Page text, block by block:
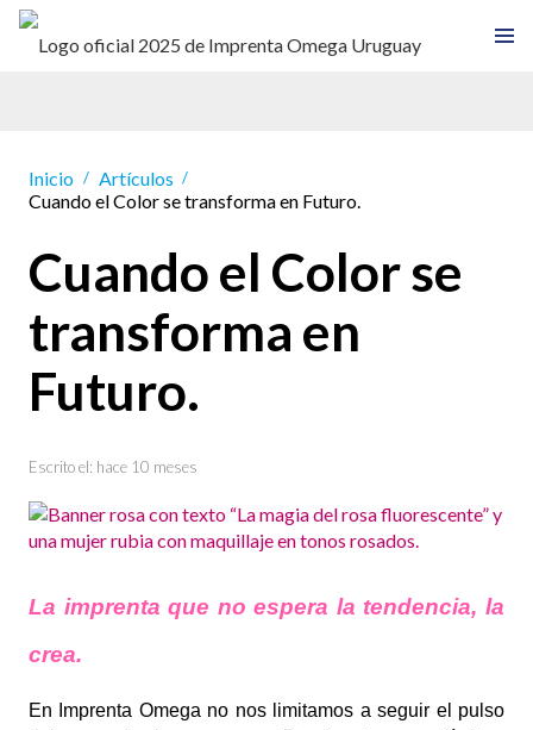
Inicio / Artículos /
Cuando el Color se transforma en Futuro.
Cuando el Color se
transforma en
Futuro.
Escrito el: hace 10 meses
La imprenta que no espera la tendencia, la
crea.
En Imprenta Omega no nos limitamos a seguir el pulso